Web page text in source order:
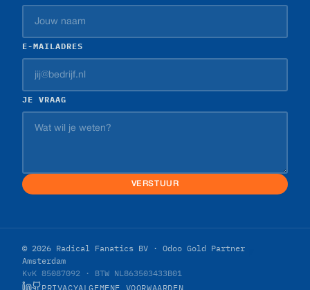
E-MAILADRES
JE VRAAG
VERSTUUR
© 2026 Radical Fanatics BV · Odoo Gold Partner
Amsterdam
KvK 85087092 · BTW NL863503433B01
PRIVACYALGEMENE VOORWAARDEN